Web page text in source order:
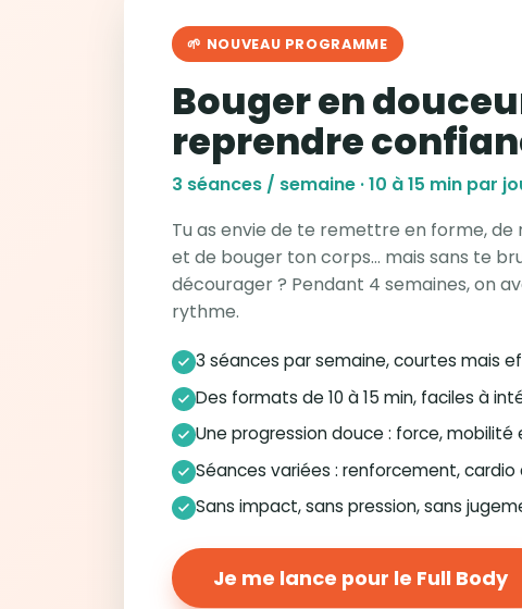
🌱 NOUVEAU PROGRAMME
Bouger en
reprendre
3 séances / semaine · 10 à 15 min par
Tu as envie de te remettre en forme,
et de bouger ton corps… mais sans te
décourager ? Pendant 4 semaines, on
rythme.
3 séances par semaine, courtes mais
Des formats de 10 à 15 min, faciles à
Une progression douce : force, mobilité
Séances variées : renforcement, cardio
Sans impact, sans pression, sans
Je me lance pour le Full Body